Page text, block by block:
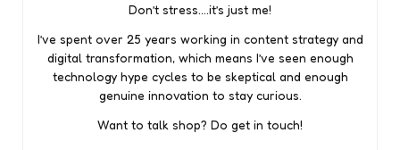
Don’t stress….it’s just me!
I’ve spent over 25 years working in content strategy and
digital transformation, which means I’ve seen enough
technology hype cycles to be skeptical and enough
genuine innovation to stay curious.
Want to talk shop? Do get in touch!